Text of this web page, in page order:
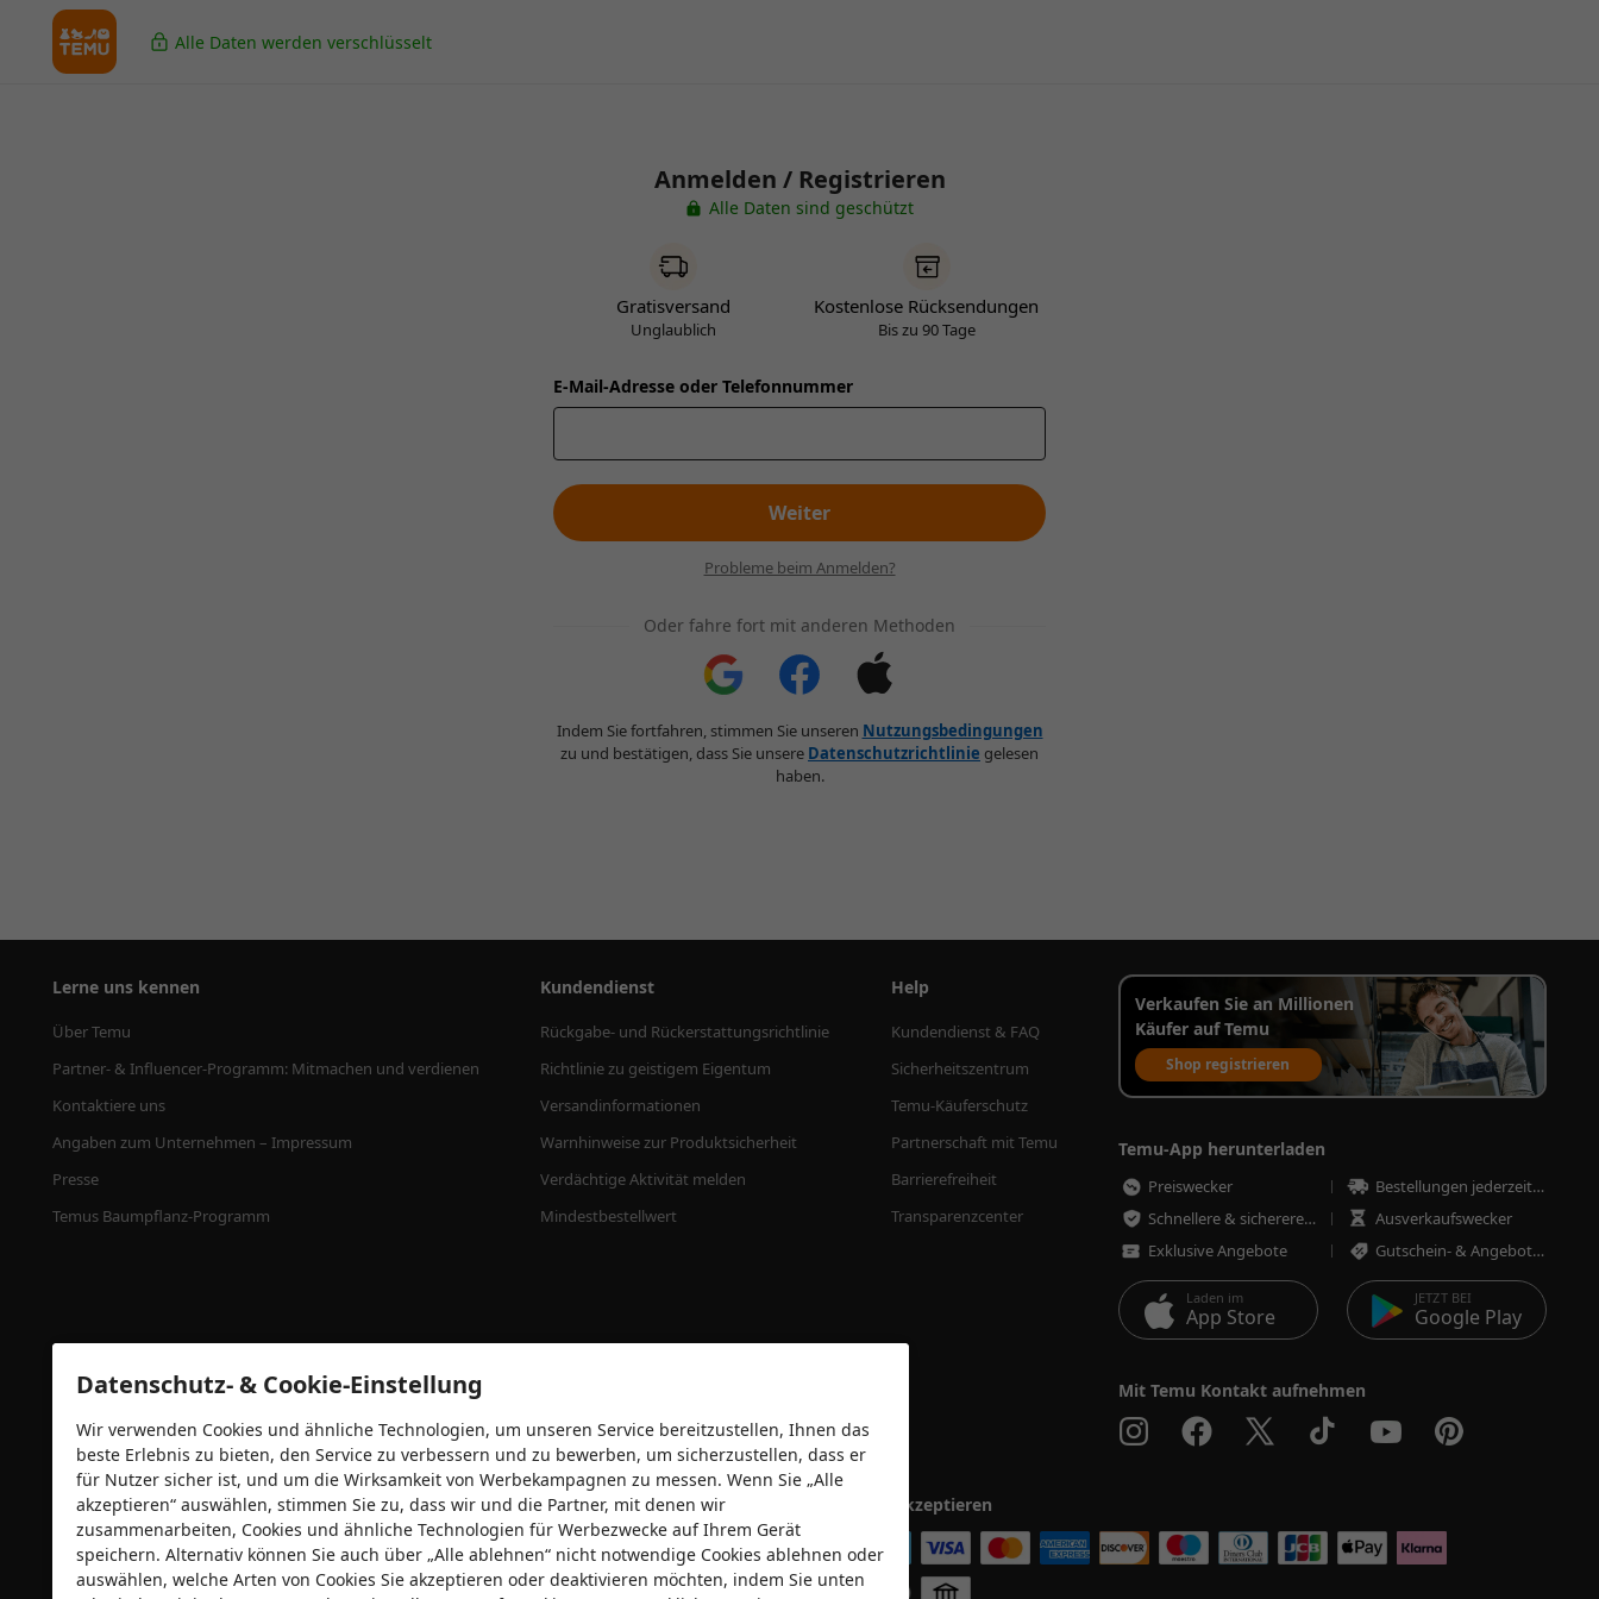
Alle Daten werden verschlüsselt
Anmelden / Registrieren
Alle Daten sind geschützt
Gratisversand
Unglaublich
Kostenlose Rücksendungen
Bis zu 90 Tage
E-Mail-Adresse oder Telefonnummer
Weiter
Probleme beim Anmelden?
Oder fahre fort mit anderen Methoden
Indem Sie fortfahren, stimmen Sie unseren Nutzungsbedingungen
zu und bestätigen, dass Sie unsere Datenschutzrichtlinie gelesen
haben.
Lerne uns kennen
Über Temu
Partner- & Influencer-Programm: Mitmachen und verdienen
Kontaktiere uns
Angaben zum Unternehmen – Impressum
Presse
Temus Baumpflanz-Programm
Kundendienst
Rückgabe- und Rückerstattungsrichtlinie
Richtlinie zu geistigem Eigentum
Versandinformationen
Warnhinweise zur Produktsicherheit
Verdächtige Aktivität melden
Mindestbestellwert
Help
Kundendienst & FAQ
Sicherheitszentrum
Temu-Käuferschutz
Partnerschaft mit Temu
Barrierefreiheit
Transparenzcenter
Verkaufen Sie an Millionen
Käufer auf Temu
Shop registrieren
Temu-App herunterladen
Preiswecker
Bestellungen jederzeit nachverfolgen
Schnellere & sicherere Bestellungen
Ausverkaufswecker
Exklusive Angebote
Gutschein- & Angebotswecker
Laden im
App Store
JETZT BEI
Google Play
Mit Temu Kontakt aufnehmen
Sicherheitszertifizierungen Wir akzeptieren
Datenschutz- & Cookie-Einstellung
Wir verwenden Cookies und ähnliche Technologien, um unseren Service bereitzustellen, Ihnen das
beste Erlebnis zu bieten, den Service zu verbessern und zu bewerben, um sicherzustellen, dass er
für Nutzer sicher ist, und um die Wirksamkeit von Werbekampagnen zu messen. Wenn Sie „Alle
akzeptieren“ auswählen, stimmen Sie zu, dass wir und die Partner, mit denen wir
zusammenarbeiten, Cookies und ähnliche Technologien für Werbezwecke auf Ihrem Gerät
speichern. Alternativ können Sie auch über „Alle ablehnen“ nicht notwendige Cookies ablehnen oder
auswählen, welche Arten von Cookies Sie akzeptieren oder deaktivieren möchten, indem Sie unten